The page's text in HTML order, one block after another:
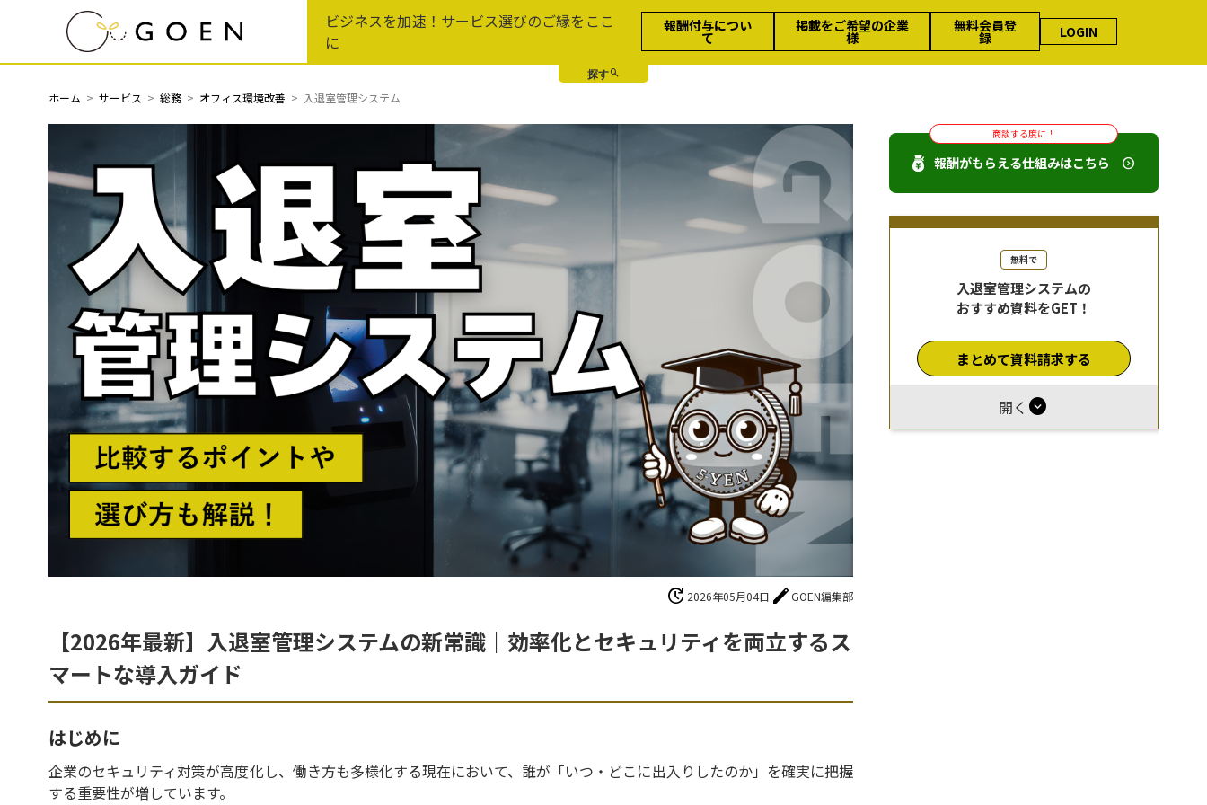
ビジネスを加速！サービス選びのご縁をここ
に
報酬付与につい
て
掲載をご希望の企業
様
無料会員登
録 LOGIN
ホーム サービス 総務 オフィス環境改善 入退室管理システム
update 2026年05月04日 editGOEN編集部
【2026年最新】入退室管理システムの新常識｜効率化とセキュリティを両立するス
マートな導入ガイド
はじめに
企業のセキュリティ対策が高度化し、働き方も多様化する現在において、誰が「いつ・どこに出入りしたのか」を確実に把握
する重要性が増しています。
商談する度に！
報酬がもらえる仕組みはこちら
無料で
入退室管理システムの
おすすめ資料をGET！
まとめて資料請求する
開く expand_circle_down